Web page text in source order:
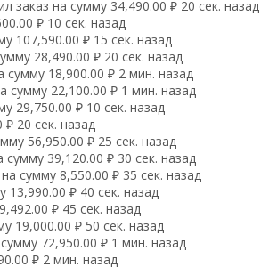
заказ на сумму 34,490.00 ₽ 20 сек. назад
₽ 10 сек. назад
107,590.00 ₽ 15 сек. назад
28,490.00 ₽ 20 сек. назад
сумму 18,900.00 ₽ 2 мин. назад
сумму 22,100.00 ₽ 1 мин. назад
29,750.00 ₽ 10 сек. назад
20 сек. назад
56,950.00 ₽ 25 сек. назад
39,120.00 ₽ 30 сек. назад
сумму 8,550.00 ₽ 35 сек. назад
₽ 40 сек. назад
₽ 45 сек. назад
19,000.00 ₽ 50 сек. назад
72,950.00 ₽ 1 мин. назад
₽ 2 мин. назад